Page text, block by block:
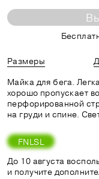
Размеры
Майка для бега.
хорошо пропускает
перфорированной
на груди и спине.
FNLSL
До 10 августа
и получите